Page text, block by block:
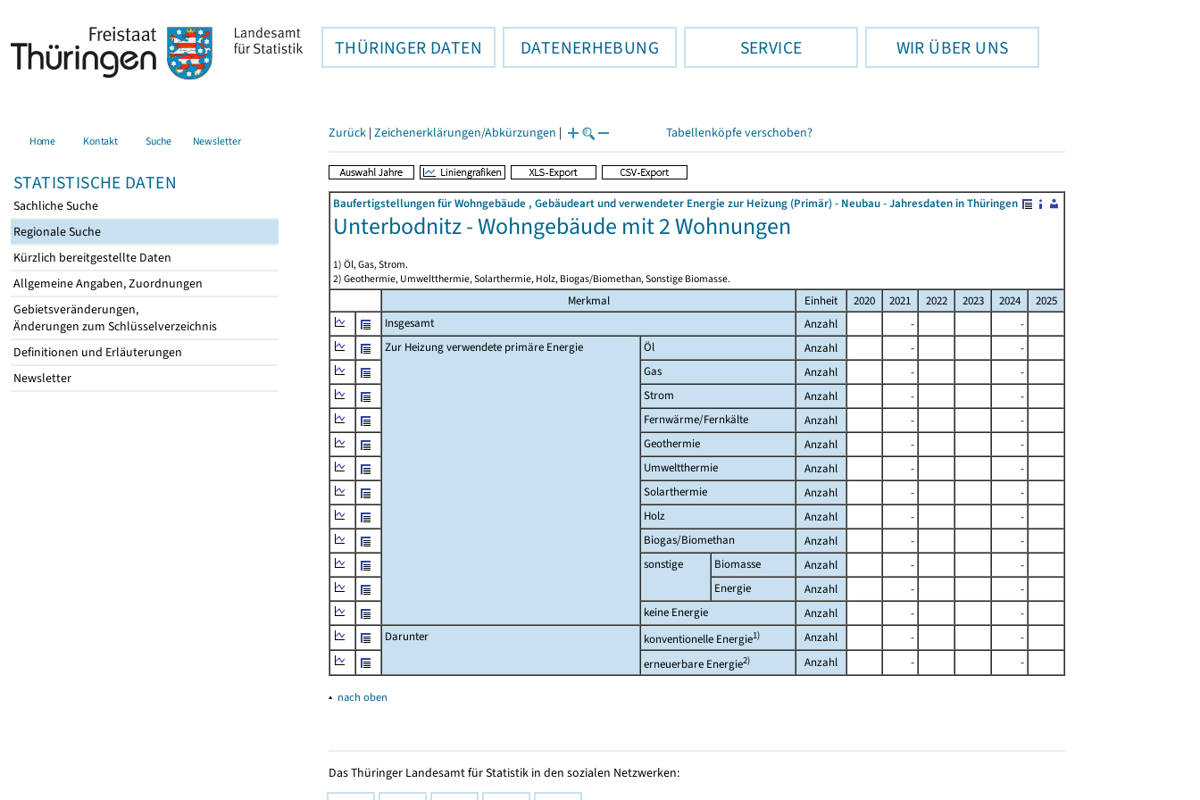
THÜRINGER DATEN DATENERHEBUNG SERVICE WIR ÜBER UNS
Home Kontakt Suche Newsletter
STATISTISCHE DATEN
Sachliche Suche
Regionale Suche
Kürzlich bereitgestellte Daten
Allgemeine Angaben, Zuordnungen
Gebietsveränderungen,
Änderungen zum Schlüsselverzeichnis
Definitionen und Erläuterungen
Newsletter
Zurück | Zeichenerklärungen/Abkürzungen | Tabellenköpfe verschoben?
Baufertigstellungen für Wohngebäude , Gebäudeart und verwendeter Energie zur Heizung (Primär) - Neubau - Jahresdaten in Thüringen
Unterbodnitz - Wohngebäude mit 2 Wohnungen
1) Öl, Gas, Strom.
2) Geothermie, Umweltthermie, Solarthermie, Holz, Biogas/Biomethan, Sonstige Biomasse.
Merkmal Einheit 2020 2021 2022 2023 2024
2025
Insgesamt
Anzahl -
-
Zur Heizung verwendete primäre Energie
Öl Anzahl -
-
Gas
Anzahl -
-
Strom
Anzahl -
-
Fernwärme/Fernkälte
Anzahl -
-
Geothermie
Anzahl -
-
Umweltthermie
Anzahl -
-
Solarthermie
Anzahl -
-
Holz
Anzahl -
-
Biogas/Biomethan
Anzahl -
-
sonstige
Biomasse Anzahl -
-
Energie
Anzahl -
-
keine Energie
Anzahl -
-
Darunter
konventionelle Energie1) Anzahl -
-
erneuerbare Energie2) Anzahl - -
▴ nach oben
Das Thüringer Landesamt für Statistik in den sozialen Netzwerken: